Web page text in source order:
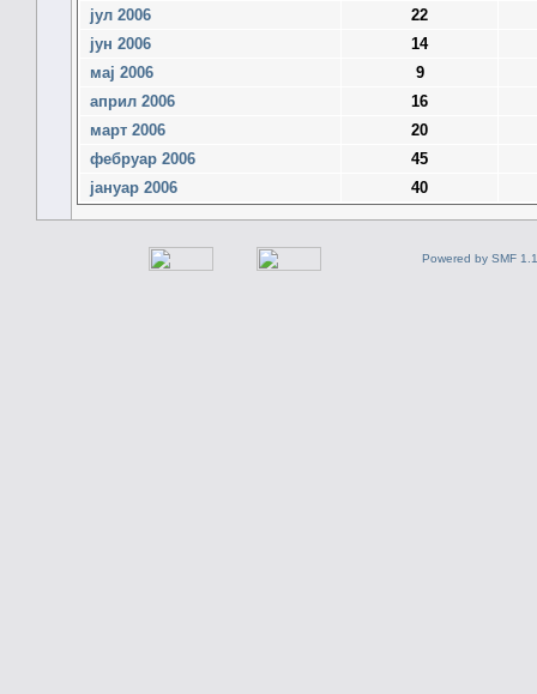
јул 2006
22
јун 2006
14
мај 2006
9
април 2006
16
март 2006
20
фебруар 2006
45
јануар 2006
40
Powered by SMF